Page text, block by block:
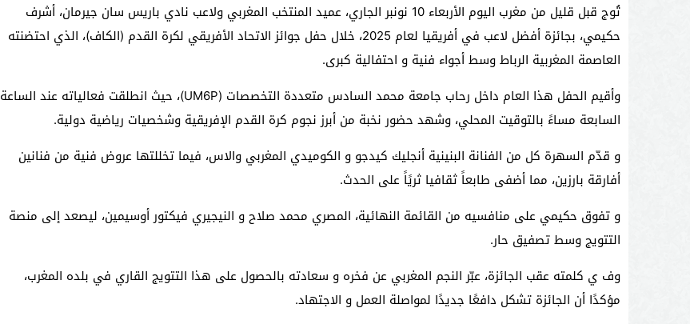
تُوج قبل قليل من مغرب اليوم الأربعاء 10 نونبر الجاري، عميد المنتخب المغربي ولاعب نادي باريس سان جيرمان، أشرف
حكيمي، بجائزة أفضل لاعب في أفريقيا لعام 2025، خلال حفل جوائز الاتحاد الأفريقي لكرة القدم (الكاف)، الذي احتضنته
العاصمة المغربية الرباط وسط أجواء فنية و احتفالية كبرى.
وأقيم الحفل هذا العام داخل رحاب جامعة محمد السادس متعددة التخصصات (UM6P)، حيث انطلقت فعالياته عند الساعة
السابعة مساءً بالتوقيت المحلي، وشهد حضور نخبة من أبرز نجوم كرة القدم الإفريقية وشخصيات رياضية دولية.
و قدّم السهرة كل من الفنانة البنينية أنجليك كيدجو و الكوميدي المغربي والاس، فيما تخللتها عروض فنية من فنانين
أفارقة بارزين، مما أضفى طابعاً ثقافيا ثريًاً على الحدث.
و تفوق حكيمي على منافسيه من القائمة النهائية، المصري محمد صلاح و النيجيري فيكتور أوسيمين، ليصعد إلى منصة
التتويج وسط تصفيق حار.
وف ي كلمته عقب الجائزة، عبّر النجم المغربي عن فخره و سعادته بالحصول على هذا التتويج القاري في بلده المغرب،
مؤكدًا أن الجائزة تشكل دافعًا جديدًا لمواصلة العمل و الاجتهاد.